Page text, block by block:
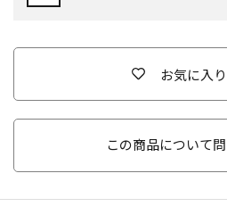
お気に入
この商品について